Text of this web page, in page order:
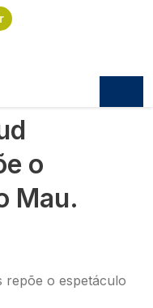
repõe o espetáculo
o
Mau.